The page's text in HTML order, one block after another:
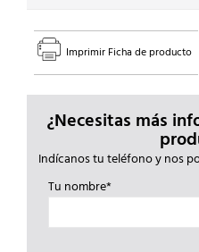
Imprimir Ficha de producto
¿Necesitas más
Indícanos tu teléfono y nos
Tu nombre*